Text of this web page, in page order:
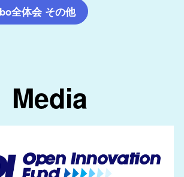
全体会 その他
Media